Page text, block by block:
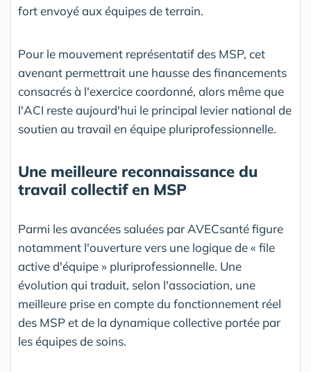
fort envoyé aux équipes de terrain.
Pour le mouvement représentatif des MSP, cet
avenant permettrait une hausse des financements
consacrés à l'exercice coordonné, alors même que
l'ACI reste aujourd'hui le principal levier national de
soutien au travail en équipe pluriprofessionnelle.
Une meilleure reconnaissance du
travail collectif en MSP
Parmi les avancées saluées par AVECsanté figure
notamment l'ouverture vers une logique de « file
active d'équipe » pluriprofessionnelle. Une
évolution qui traduit, selon l'association, une
meilleure prise en compte du fonctionnement réel
des MSP et de la dynamique collective portée par
les équipes de soins.